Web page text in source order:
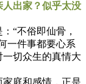
出家？似乎太没
“不俗即仙骨，
一件事都要心系
切众生的真情大